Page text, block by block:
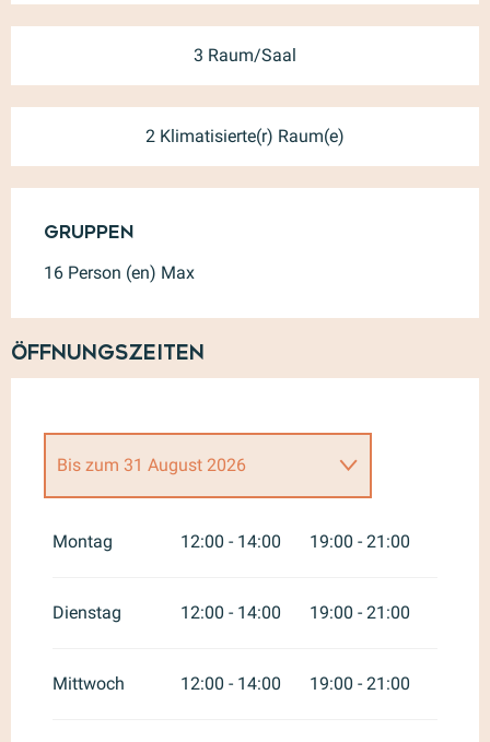
3 Raum/Saal
2 Klimatisierte(r) Raum(e)
Gruppen
Gruppen
16 Person (en) Max
Öffnungszeiten
Juni 2026
Bis zum 31 August 2026
Montag 12:00 - 14:00 19:00 - 21:00
Dienstag 12:00 - 14:00 19:00 - 21:00
Mittwoch 12:00 - 14:00 19:00 - 21:00